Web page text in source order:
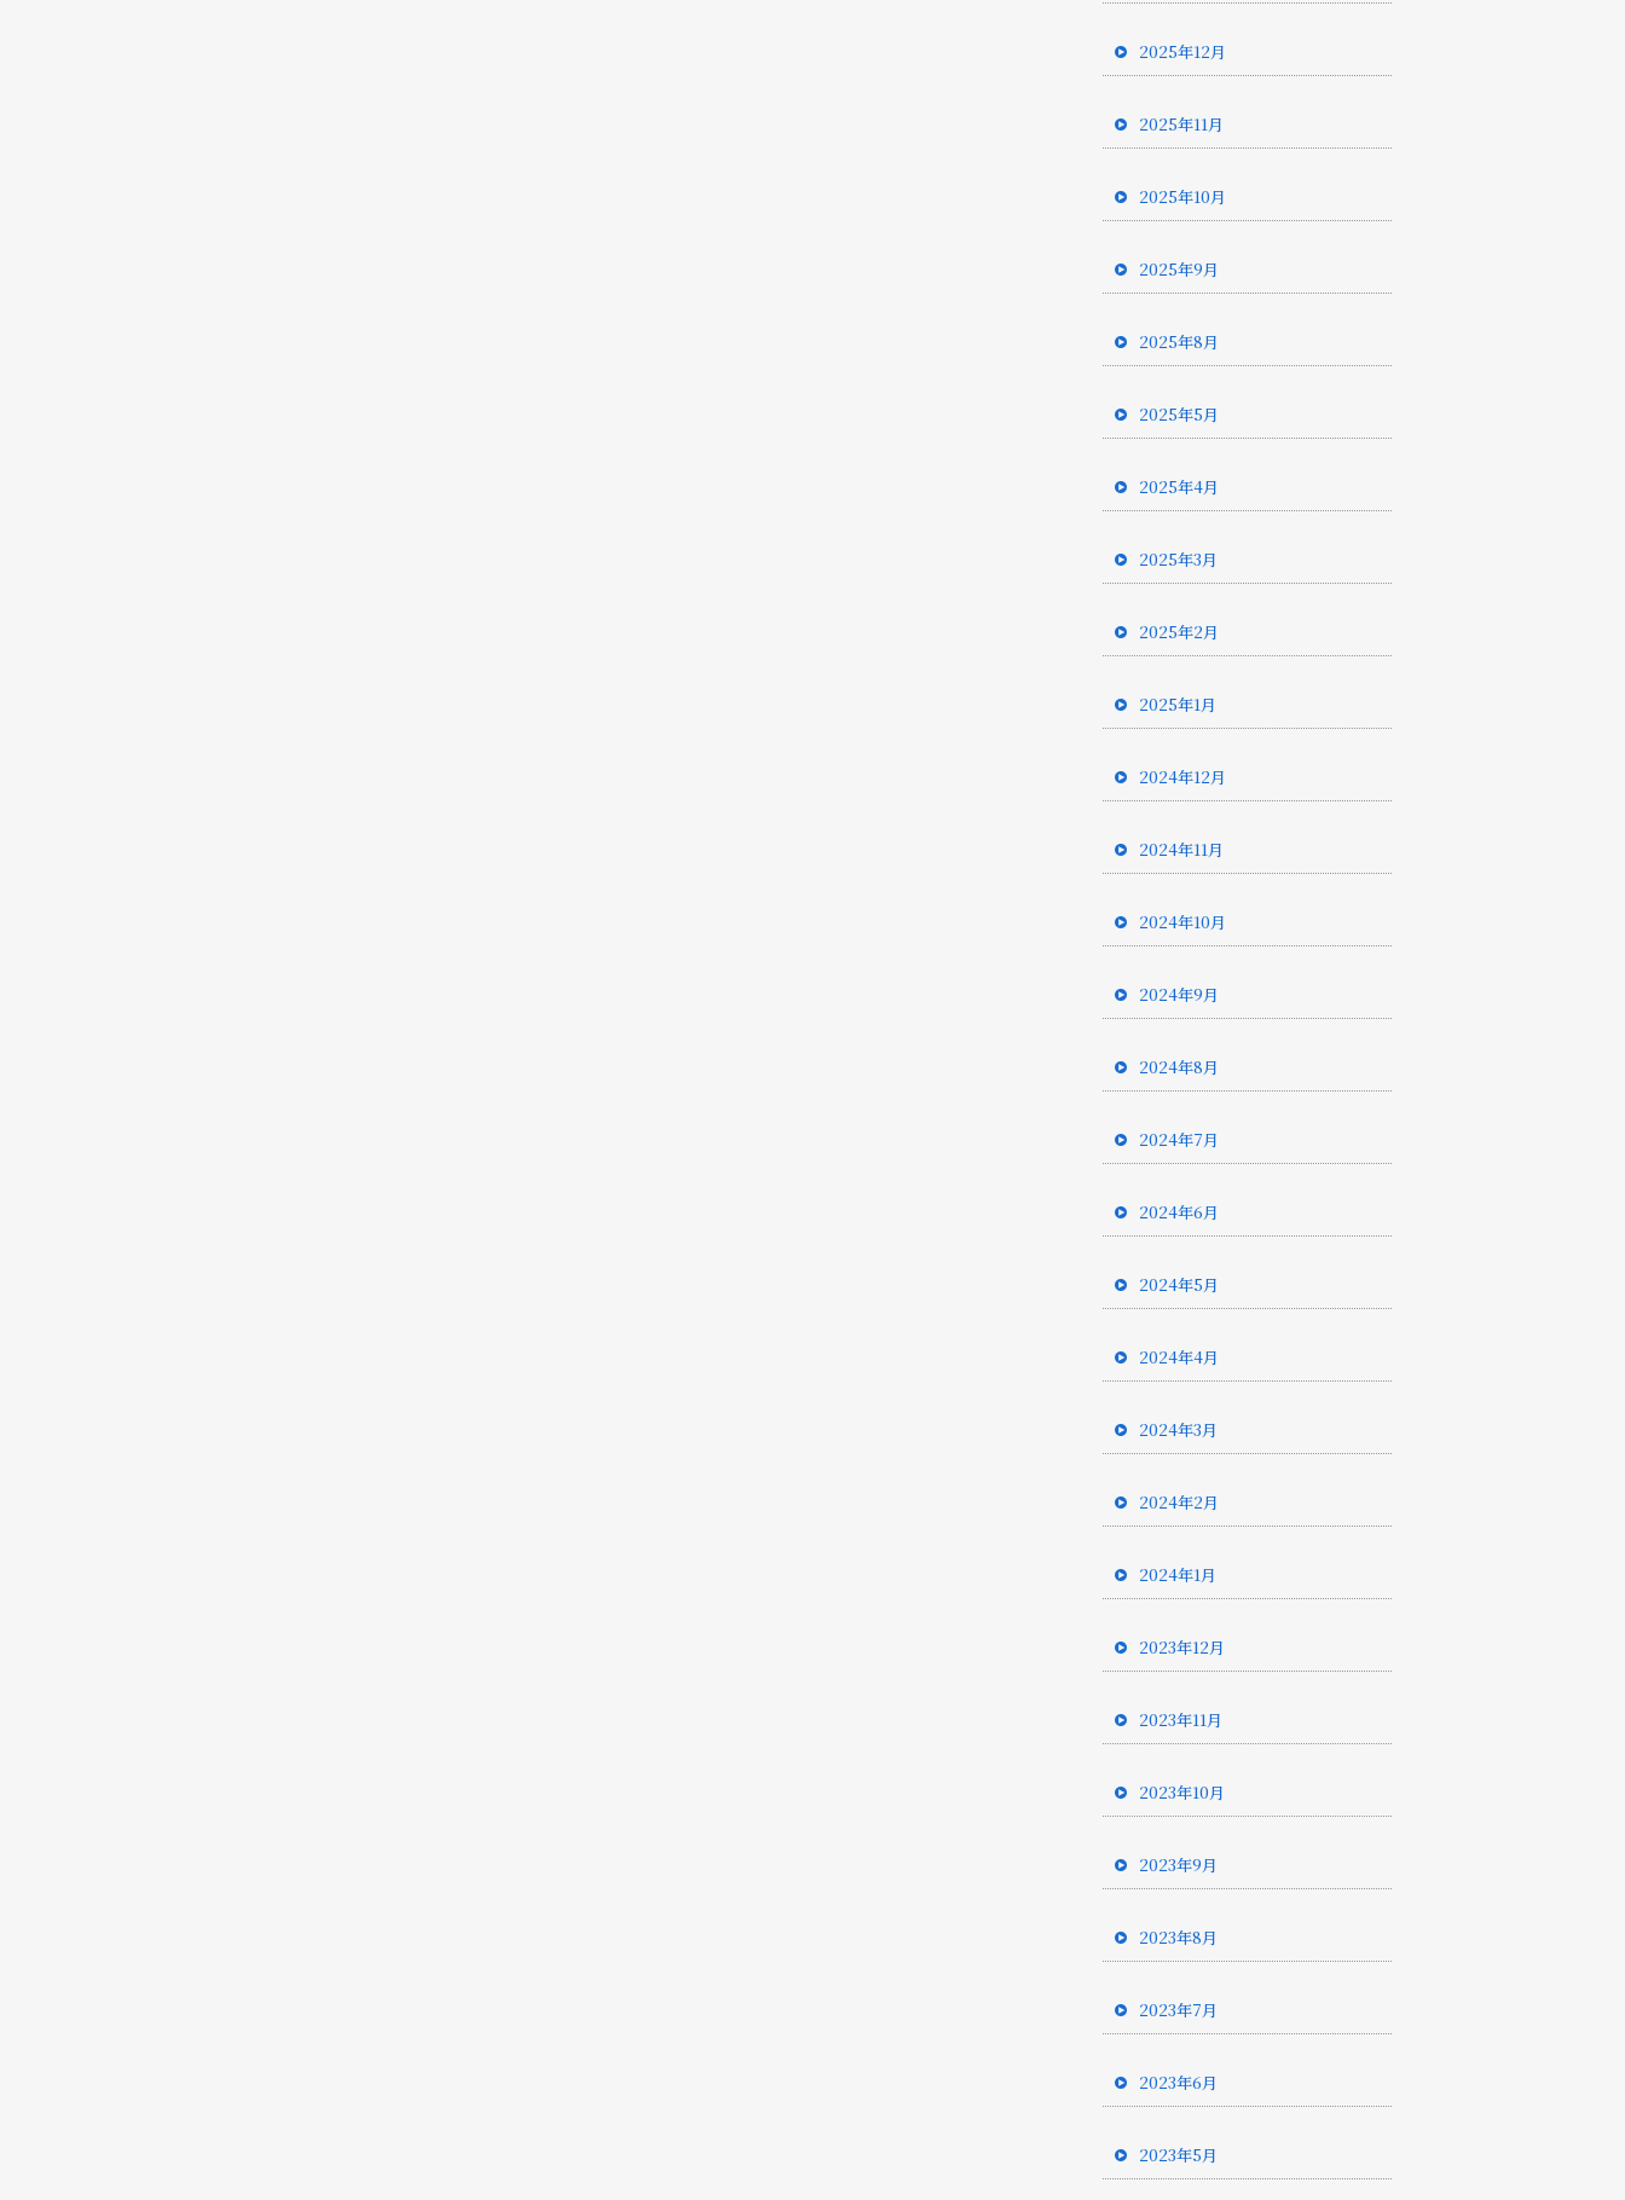
2025年12月
2025年11月
2025年10月
2025年9月
2025年8月
2025年5月
2025年4月
2025年3月
2025年2月
2025年1月
2024年12月
2024年11月
2024年10月
2024年9月
2024年8月
2024年7月
2024年6月
2024年5月
2024年4月
2024年3月
2024年2月
2024年1月
2023年12月
2023年11月
2023年10月
2023年9月
2023年8月
2023年7月
2023年6月
2023年5月